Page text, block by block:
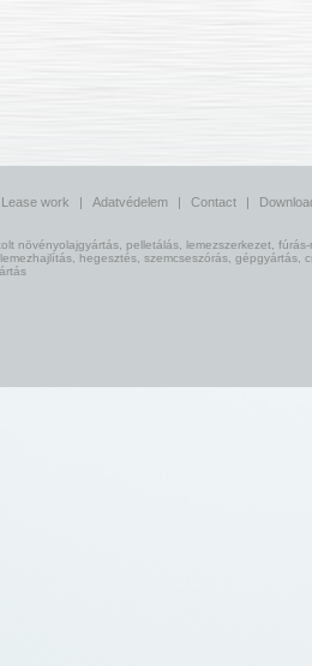
Lease work | Adatvédelem | Contact |
növényolajgyártás, pelletálás, lemezszerkezet, fúrás-
hegesztés, szemcseszórás, gépgyártás,